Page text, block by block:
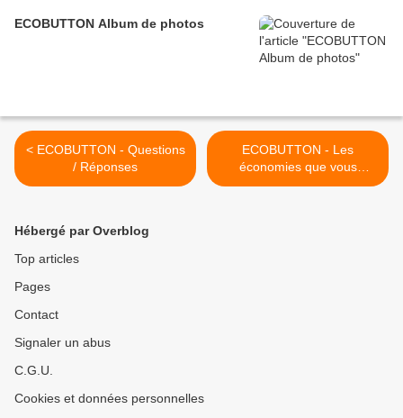
ECOBUTTON Album de photos
< ECOBUTTON - Questions
/ Réponses
ECOBUTTON - Les
économies que vous
pouvez réaliser >
Hébergé par Overblog
Top articles
Pages
Contact
Signaler un abus
C.G.U.
Cookies et données personnelles